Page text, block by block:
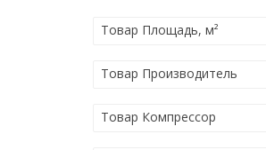
Товар Площадь, м²
Товар Производитель
Товар Компрессор